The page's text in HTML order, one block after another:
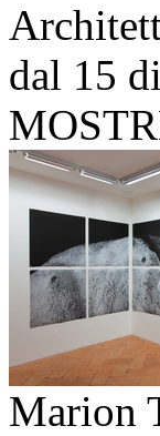
dal 15
Marion